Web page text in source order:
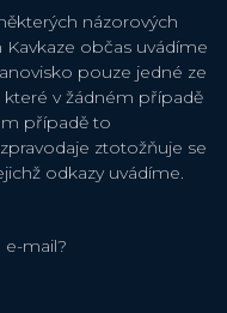
názorových
občas uvádíme
pouze jedné ze
které v žádném případě
případě to
ztotožňuje se
odkazy uvádíme.
e-mail?